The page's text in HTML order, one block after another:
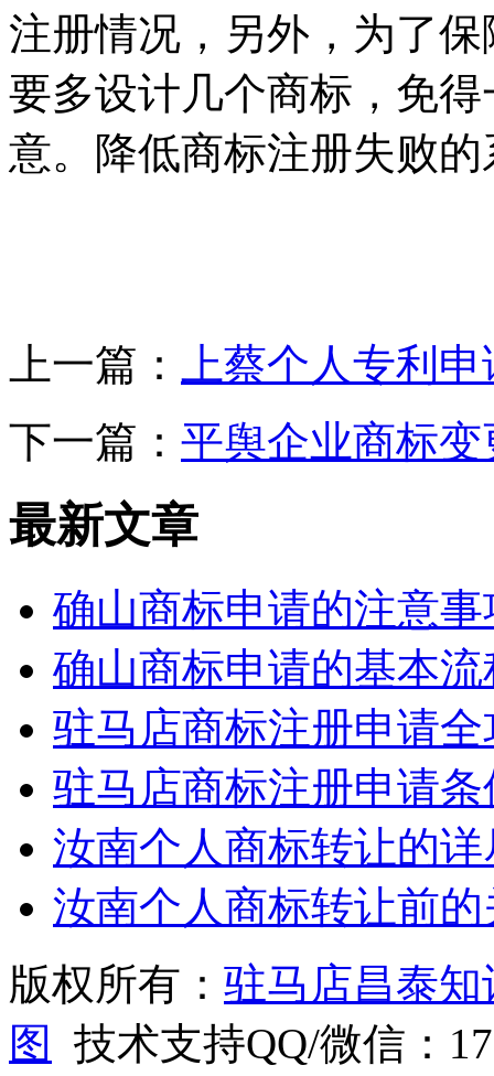
注册情况，另外，为了
要多设计几个商标，免
意。降低商标注册失败的
上一篇：
上蔡个人专利
下一篇： 平舆企业商标
最新文章
确山商标申请的注意事
确山商标申请的基本流
驻马店商标注册申请全
驻马店商标注册申请
汝南个人商标转让的
汝南个人商标转让前
版权所有： 驻马店昌泰
图
技术支持QQ/微信：